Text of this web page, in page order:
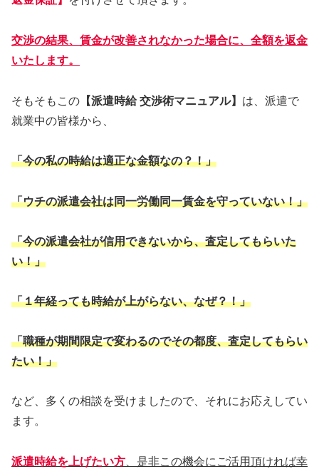
交渉の結果、賃金が改善されなかった場合に、全額を返金
いたします。
そもそもこの 【派遣時給 交渉術マニュアル】 は、派遣で
就業中の皆様から、
「今の私の時給は適正な金額なの？！」
「ウチの派遣会社は同一労働同一賃金を守っていない！」
「今の派遣会社が信用できないから、査定してもらいた
い！」
「１年経っても時給が上がらない、なぜ？！」
「職種が期間限定で変わるのでその都度、査定してもらい
たい！」
など、多くの相談を受けましたので、それにお応えしてい
ます。
派遣時給を上げたい方 、是非この機会にご活用頂ければ幸